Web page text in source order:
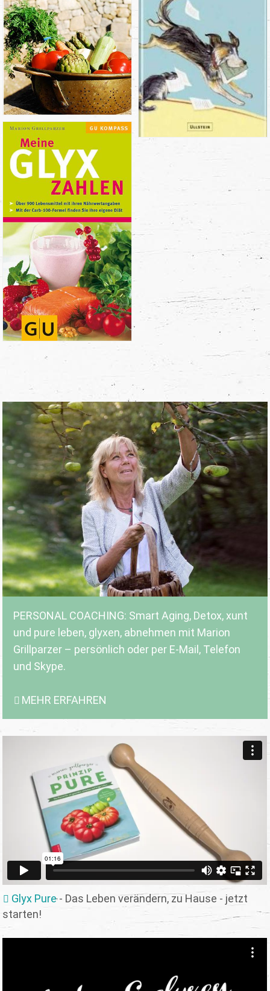
PERSONAL COACHING: Smart Aging, Detox, xunt
und pure leben, glyxen, abnehmen mit Marion
Grillparzer – persönlich oder per E-Mail, Telefon
und Skype.
MEHR ERFAHREN
Glyx Pure- Das Leben verändern, zu Hause - jetzt
starten!